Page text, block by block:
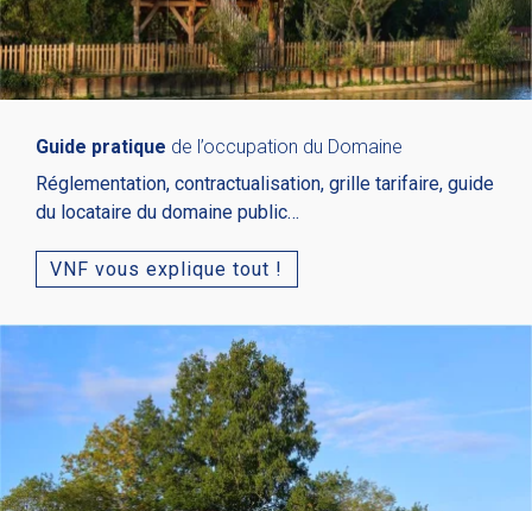
Guide pratique de l’occupation du Domaine
Réglementation, contractualisation, grille tarifaire, guide
du locataire du domaine public…
VNF vous explique tout !